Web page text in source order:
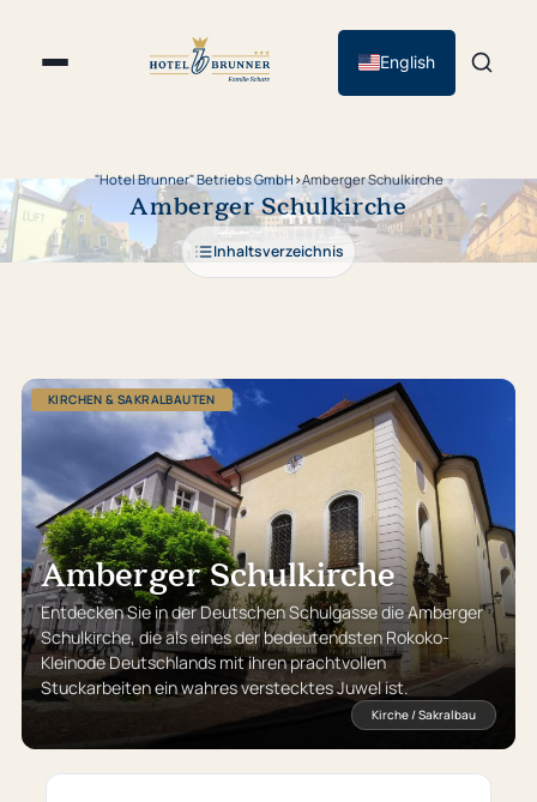
English
"Hotel Brunner" Betriebs GmbH ›Amberger Schulkirche
Amberger Schulkirche
Inhaltsverzeichnis
KIRCHEN & SAKRALBAUTEN
Amberger Schulkirche
Entdecken Sie in der Deutschen Schulgasse die Amberger
Schulkirche, die als eines der bedeutendsten Rokoko-
Kleinode Deutschlands mit ihren prachtvollen
Stuckarbeiten ein wahres verstecktes Juwel ist.
Kirche / Sakralbau